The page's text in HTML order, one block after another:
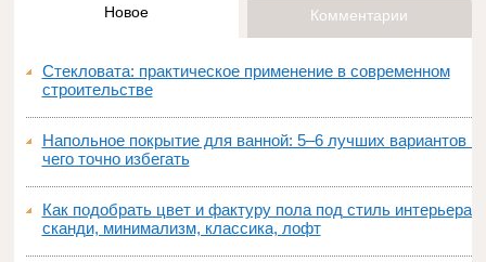
Новое Комментарии
Стекловата: практическое применение в современном
строительстве
Напольное покрытие для ванной: 5–6 лучших вариантов и
чего точно избегать
Как подобрать цвет и фактуру пола под стиль интерьера:
сканди, минимализм, классика, лофт